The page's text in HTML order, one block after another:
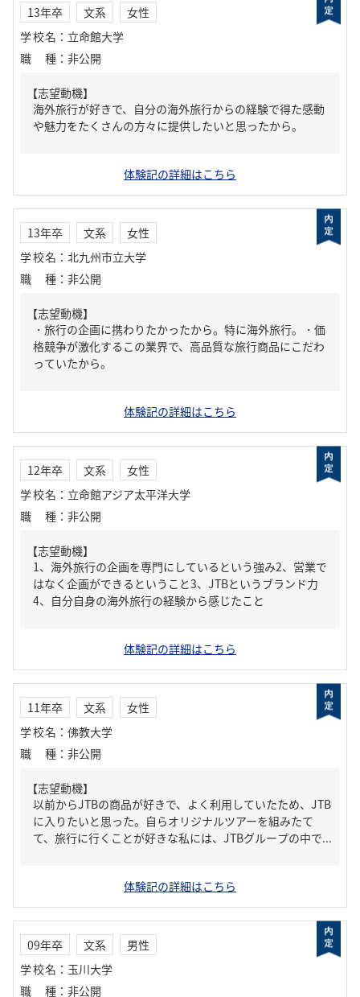
13年卒 文系
女性
学校名 ： 立命館大学
職種 ： 非公開
【志望動機】
海外旅行が好きで、自分の海外旅行からの経験で得た感動
や魅力をたくさんの方々に提供したいと思ったから。
体験記の詳細はこちら
13年卒 文系
女性
学校名 ： 北九州市立大学
職種 ： 非公開
【志望動機】
・旅行の企画に携わりたかったから。特に海外旅行。・価
格競争が激化するこの業界で、高品質な旅行商品にこだわ
っていたから。
体験記の詳細はこちら
12年卒 文系
女性
学校名 ： 立命館アジア太平洋大学
職種 ： 非公開
【志望動機】
1、海外旅行の企画を専門にしているという強み2、営業で
はなく企画ができるということ3、JTBというブランド力
4、自分自身の海外旅行の経験から感じたこと
体験記の詳細はこちら
11年卒 文系
女性
学校名 ： 佛教大学
職種 ： 非公開
【志望動機】
以前からJTBの商品が好きで、よく利用していたため、JTB
に入りたいと思った。自らオリジナルツアーを組みたて
て、旅行に行くことが好きな私には、JTBグループの中で...
体験記の詳細はこちら
09年卒 文系
男性
学校名 ： 玉川大学
職種 ： 非公開